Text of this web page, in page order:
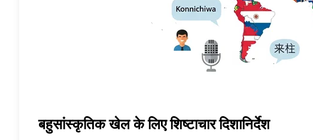
बहुसांस्कृतिक खेल के लिए शिष्टाचार दिशानिर्देश